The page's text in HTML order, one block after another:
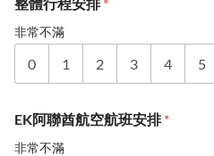
非常不滿
0 1 2 3 4 5
EK阿聯酋航空航班安排*
非常不滿